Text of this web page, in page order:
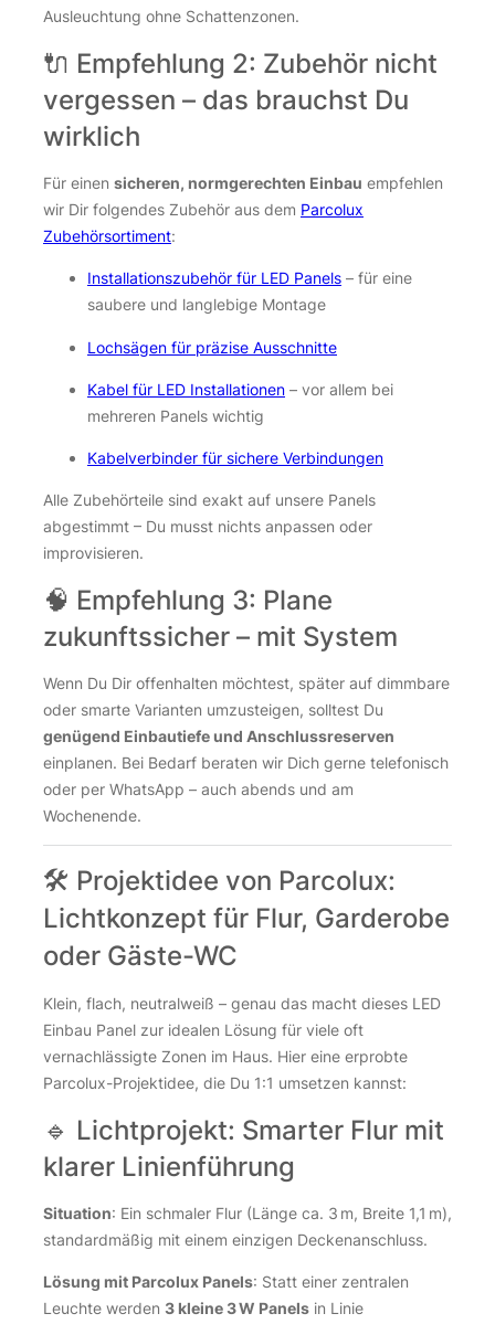
Ausleuchtung ohne Schattenzonen.
🔌 Empfehlung 2: Zubehör nicht
vergessen – das brauchst Du
wirklich
Für einen sicheren, normgerechten Einbau empfehlen
wir Dir folgendes Zubehör aus dem Parcolux
Zubehörsortiment:
Installationszubehör für LED Panels – für eine
saubere und langlebige Montage
Lochsägen für präzise Ausschnitte
Kabel für LED Installationen – vor allem bei
mehreren Panels wichtig
Kabelverbinder für sichere Verbindungen
Alle Zubehörteile sind exakt auf unsere Panels
abgestimmt – Du musst nichts anpassen oder
improvisieren.
🧠 Empfehlung 3: Plane
zukunftssicher – mit System
Wenn Du Dir offenhalten möchtest, später auf dimmbare
oder smarte Varianten umzusteigen, solltest Du
genügend Einbautiefe und Anschlussreserven
einplanen. Bei Bedarf beraten wir Dich gerne telefonisch
oder per WhatsApp – auch abends und am
Wochenende.
🛠 Projektidee von Parcolux:
Lichtkonzept für Flur, Garderobe
oder Gäste-WC
Klein, flach, neutralweiß – genau das macht dieses LED
Einbau Panel zur idealen Lösung für viele oft
vernachlässigte Zonen im Haus. Hier eine erprobte
Parcolux-Projektidee, die Du 1:1 umsetzen kannst:
🔹 Lichtprojekt: Smarter Flur mit
klarer Linienführung
Situation: Ein schmaler Flur (Länge ca. 3 m, Breite 1,1 m),
standardmäßig mit einem einzigen Deckenanschluss.
Lösung mit Parcolux Panels: Statt einer zentralen
Leuchte werden 3 kleine 3 W Panels in Linie